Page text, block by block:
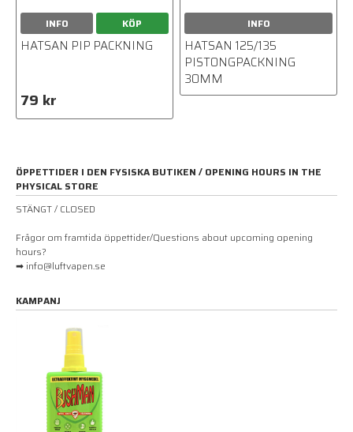
INFO KÖP
HATSAN PIP PACKNING
79 kr
INFO
HATSAN 125/135
PISTONGPACKNING
30MM
ÖPPETTIDER I DEN FYSISKA BUTIKEN / OPENING HOURS IN THE
PHYSICAL STORE
STÄNGT / CLOSED
Frågor om framtida öppettider/Questions about upcoming opening
hours?
➡ info@luftvapen.se
KAMPANJ